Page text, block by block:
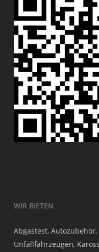
WIR BIETEN
Abgastest,
Unfallfahrzeugen,